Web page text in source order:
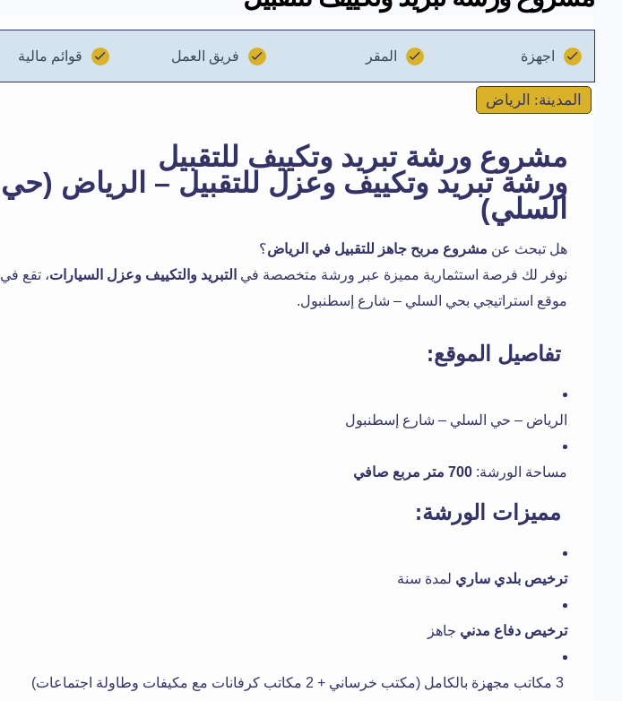
اجهزة المقر فريق العمل قوائم مالية
المدينة: الرياض
مشروع ورشة تبريد وتكييف للتقبيل
ورشة تبريد وتكييف وعزل للتقبيل – الرياض (حي
السلي)
هل تبحث عن مشروع مربح جاهز للتقبيل في الرياض؟
نوفر لك فرصة استثمارية مميزة عبر ورشة متخصصة في التبريد والتكييف وعزل السيارات، تقع في
موقع استراتيجي بحي السلي – شارع إسطنبول.
تفاصيل الموقع:
الرياض – حي السلي – شارع إسطنبول
مساحة الورشة: 700 متر مربع صافي
مميزات الورشة:
ترخيص بلدي ساري لمدة سنة
ترخيص دفاع مدني جاهز